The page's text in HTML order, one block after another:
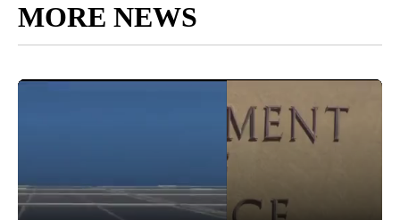
MORE NEWS